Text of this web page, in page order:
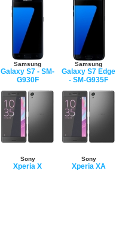
Samsung
Galaxy S7 - SM-
G930F
Samsung
Galaxy S7 Edge
- SM-G935F
Sony
Xperia X
Sony
Xperia XA